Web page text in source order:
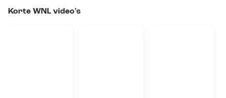
Korte WNL video's